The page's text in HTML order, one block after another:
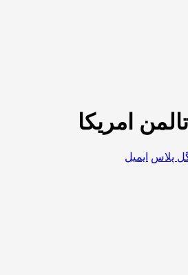
امریکا
پلاس ایمیل